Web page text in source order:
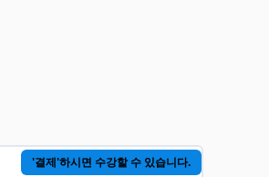
'결제'하시면 수강할 수 있습니다.